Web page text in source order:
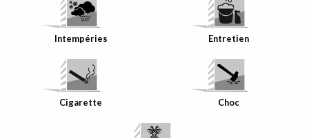
Intempéries Entretien
Cigarette Choc